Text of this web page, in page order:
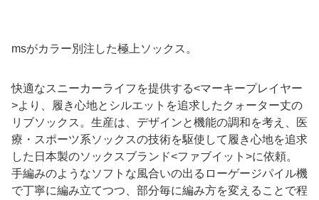
msがカラー別注した極上ソックス。
快適なスニーカーライフを提供する<マーキープレイヤー
>より、履き心地とシルエットを追求したクォーター丈の
リブソックス。生産は、デザインと機能の調和を考え、医
療・スポーツ系ソックスの技術を駆使して履き心地を追求
した日本製のソックスブランド<ファブイット>に依頼。
手編みのようなソフトな風合いの出るローゲージパイル機
で丁寧に編み立てつつ、部分毎に編み方を変えることで程